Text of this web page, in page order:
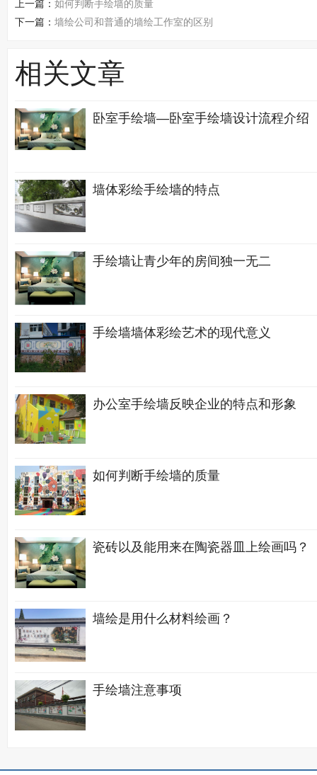
上一篇： 如何判断手绘墙的质量
下一篇： 墙绘公司和普通的墙绘工作室的区别
相关文章
卧室手绘墙—卧室手绘墙设计流程介绍
墙体彩绘手绘墙的特点
手绘墙让青少年的房间独一无二
手绘墙墙体彩绘艺术的现代意义
办公室手绘墙反映企业的特点和形象
如何判断手绘墙的质量
瓷砖以及能用来在陶瓷器皿上绘画吗？
墙绘是用什么材料绘画？
手绘墙注意事项